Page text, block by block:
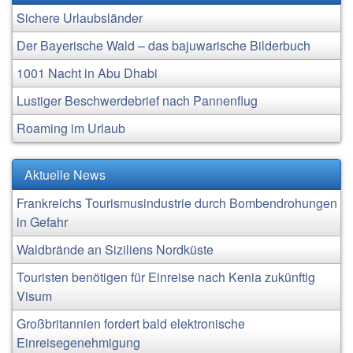
Sichere Urlaubsländer
Der Bayerische Wald – das bajuwarische Bilderbuch
1001 Nacht in Abu Dhabi
Lustiger Beschwerdebrief nach Pannenflug
Roaming im Urlaub
Aktuelle News
Frankreichs Tourismusindustrie durch Bombendrohungen
in Gefahr
Waldbrände an Siziliens Nordküste
Touristen benötigen für Einreise nach Kenia zukünftig
Visum
Großbritannien fordert bald elektronische
Einreisegenehmigung